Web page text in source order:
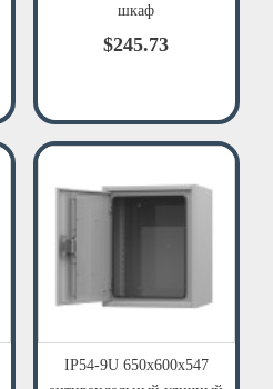
шкаф
$245.73
IP54-9U 650х600х547